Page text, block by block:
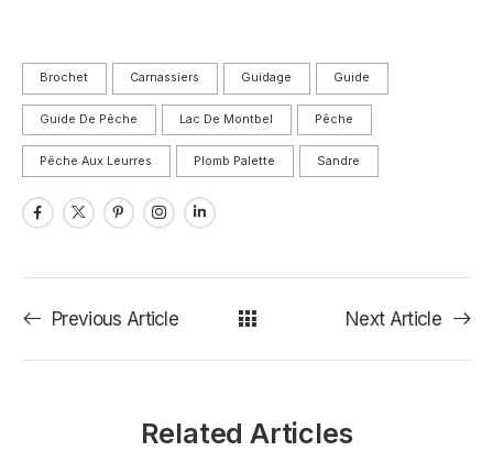
Brochet Carnassiers Guidage Guide
Guide De Pêche Lac De Montbel Pêche
Pêche Aux Leurres Plomb Palette Sandre
Previous Article Next Article
Related Articles